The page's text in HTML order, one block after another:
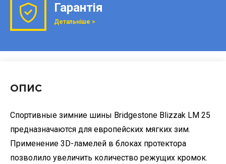
Гарантія
Детальніше >
ОПИС
Спортивные зимние шины Bridgestone Blizzak LM 25
предназначаются для европейских мягких зим.
Применение 3D-ламелей в блоках протектора
позволило увеличить количество режущих кромок.